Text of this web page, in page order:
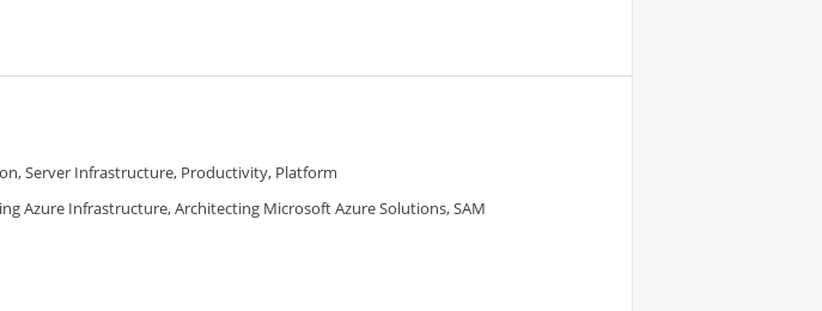
Server Infrastructure, Productivity, Platform
Azure Infrastructure, Architecting Microsoft Azure Solutions, SAM